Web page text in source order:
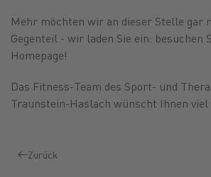
Mehr möchten wir an dieser Stelle gar
Gegenteil - wir laden Sie ein: besuchen
Homepage!
Das Fitness-Team des Sport- und
Traunstein-Haslach wünscht Ihnen viel
Zurück